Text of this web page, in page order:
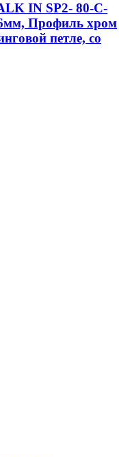
IN SP2- 80-C-
Профиль хром
петле, со